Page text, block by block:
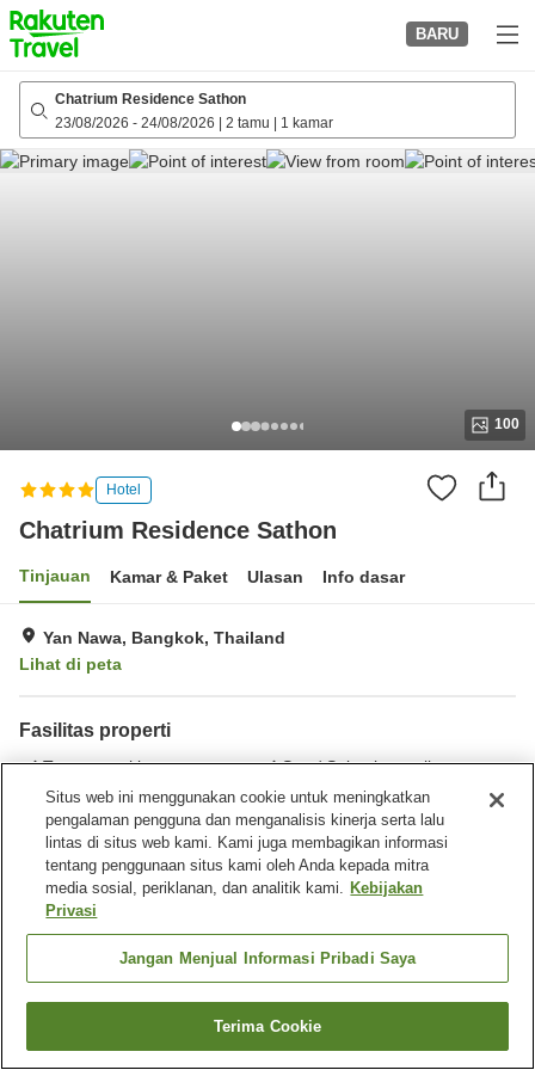
to
top
page
BARU
Chatrium Residence Sathon
23/08/2026 - 24/08/2026 2 tamu 1 kamar
100
Hotel
Chatrium Residence Sathon
Tinjauan Kamar & Paket Ulasan Info dasar
Yan Nawa, Bangkok, Thailand
Lihat di peta
Fasilitas properti
Tempat parkir
Spa / Salon kecantikan
Restoran
Bar
Beranda Thailand Bangkok
Yan Nawa
Chatrium Residence Sathon
Cari kamar
Situs web ini menggunakan cookie untuk meningkatkan
pengalaman pengguna dan menganalisis kinerja serta lalu
lintas di situs web kami. Kami juga membagikan informasi
tentang penggunaan situs kami oleh Anda kepada mitra
media sosial, periklanan, dan analitik kami. Kebijakan
Privasi
Jangan Menjual Informasi Pribadi Saya
Terima Cookie